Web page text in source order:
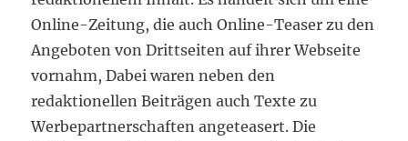
Online-Zeitung, die auch Online-Teaser zu den
Angeboten von Drittseiten auf ihrer Webseite
vornahm, Dabei waren neben den
redaktionellen Beiträgen auch Texte zu
Werbepartnerschaften angeteasert. Die